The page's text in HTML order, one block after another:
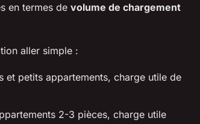
en termes de volume de chargement
aller simple :
et petits appartements, charge utile de
2-3 pièces, charge utile